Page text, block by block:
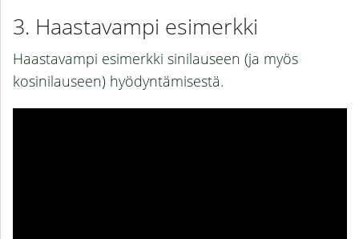
Haastavampi esimerkki
Haastavampi esimerkki sinilauseen (ja myös
kosinilauseen) hyödyntämisestä.